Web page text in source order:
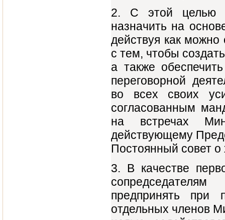
2. С этой целью
назначить на
действуя как
с тем, чтобы
а также
переговорной
во всех своих
согласованным
на встречах
действующему
Постоянный совет
3. В качестве
предпринять при
отдельных членов